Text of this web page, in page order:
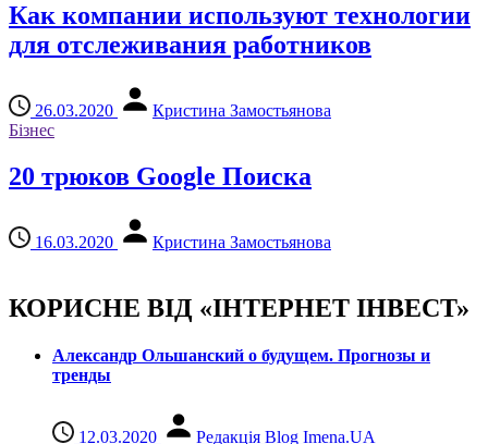
Как компании используют технологии
для отслеживания работников
26.03.2020
Кристина Замостьянова
Бізнес
20 трюков Google Поиска
16.03.2020 Кристина Замостьянова
КОРИСНЕ ВІД «ІНТЕРНЕТ ІНВЕСТ»
Александр Ольшанский о будущем. Прогнозы и
тренды
12.03.2020 Редакція Blog Imena.UA